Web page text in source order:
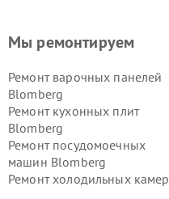
Мы ремонтируем
Ремонт варочных панелей
Blomberg
Ремонт кухонных плит
Blomberg
Ремонт посудомоечных
машин Blomberg
Ремонт холодильных камер